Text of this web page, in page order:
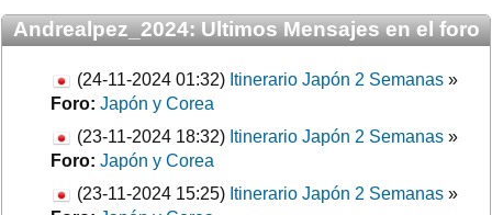
Andrealpez_2024: Ultimos Mensajes en el foro
(24-11-2024 01:32) Itinerario Japón 2 Semanas »
Foro: Japón y Corea
(23-11-2024 18:32) Itinerario Japón 2 Semanas »
Foro: Japón y Corea
(23-11-2024 15:25) Itinerario Japón 2 Semanas »